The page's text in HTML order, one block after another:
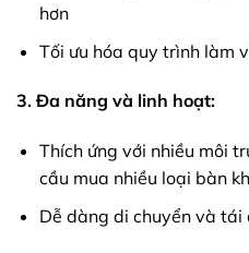
hơn
Tối ưu hóa quy trình làm
3. Đa năng và linh hoạt:
Thích ứng với nhiều môi
cầu mua nhiều loại bàn
Dễ dàng di chuyển và tái